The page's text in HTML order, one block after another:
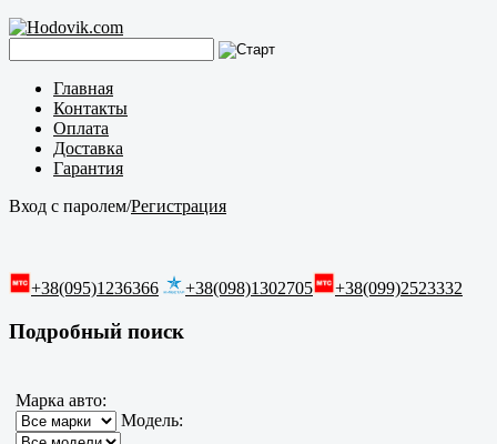
Главная
Контакты
Оплата
Доставка
Гарантия
Вход с паролем/Регистрация
+38(095)1236366 +38(098)1302705 +38(099)2523332
Подробный поиск
Марка авто:
Модель: